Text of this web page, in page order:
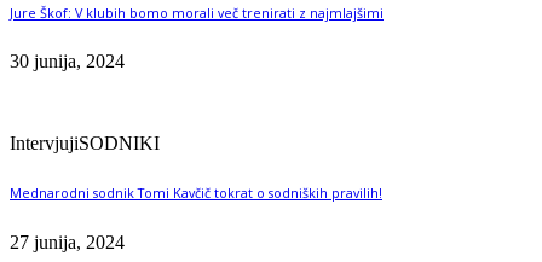
Jure Škof: V klubih bomo morali več trenirati z najmlajšimi
30 junija, 2024
IntervjujiSODNIKI
Mednarodni sodnik Tomi Kavčič tokrat o sodniških pravilih!
27 junija, 2024